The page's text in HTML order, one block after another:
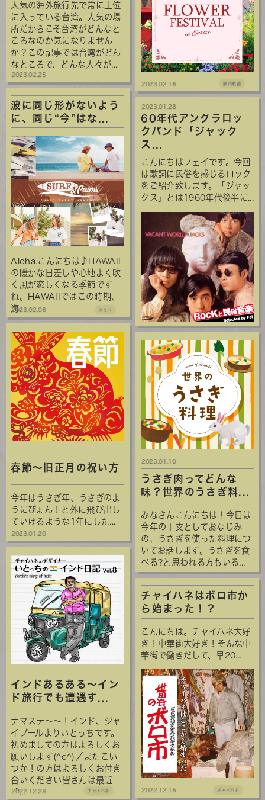
人気の海外旅行先で常に上位
に入っている台湾。人気の場
所だからこそ台湾がどんなと
ころなのか気になりません
か？この記事では台湾がどん
なところで、どんな人々が...
2023.02.25
2023.02.16 欧州航路
波に同じ形がないよう
に、同じ“今”はな...
Aloha.こんにちは♪HAWAII
の暖かな日差しや心地よく吹
く風が恋しくなる季節です
ね。HAWAIIではこの時期、
海...
2023.02.06 カヒコ
60年代アングラロッ
クバンド「ジャック
ス...
こんにちはフェイです。今回
は歌詞に民俗を感じるロック
をご紹介致します。「ジャッ
クス」とは1960年代後半に...
2023.01.28
春節～旧正月の祝い方
今年はうさぎ年、うさぎのよ
うにぴょん！と外に飛び出し
ていけるような1年にした...
2023.01.20
うさぎ肉ってどんな
味？世界のうさぎ料...
みなさんこんにちは！今日は
今年の干支としておなじみ
の、うさぎを使った料理につ
いてお話します。うさぎを食
べる?と思われる方もいる...
2023.01.10
インドあるある～イン
ド旅行でも遭遇す...
ナマステ～～！インド、ジャ
イプールよりいとっちです。
初めましての方はよろしくお
願いします(^o^)／またこい
つか！の方はよろしくお付き
合いください皆さんは最近
〝...
2022.12.28 チャイハネ
チャイハネはボロ市か
ら始まった！？
こんにちは。チャイハネ大好
き！中華街大好き！そんな中
華街で働きだして、早20...
2022.12.15 チャイハネ